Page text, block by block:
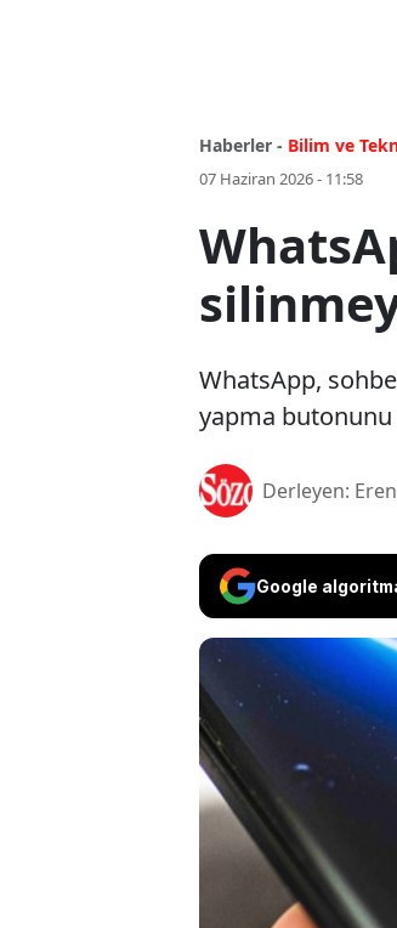
Haberler - Bilim ve
07 Haziran 2026 - 11:58
WhatsApp,
yapma
Derleyen:
Google